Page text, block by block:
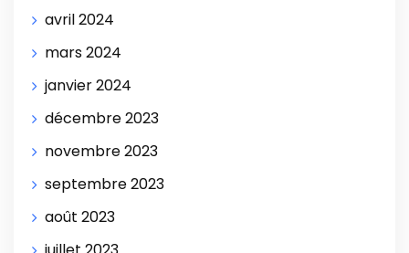
avril 2024
mars 2024
janvier 2024
décembre 2023
novembre 2023
septembre 2023
août 2023